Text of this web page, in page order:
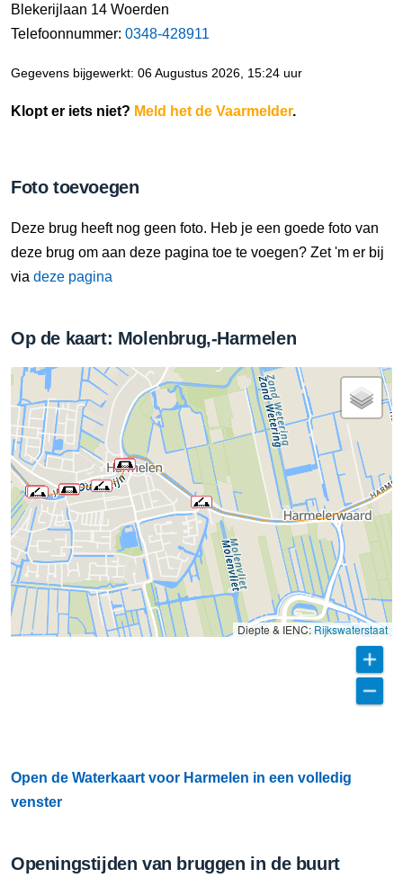
Blekerijlaan 14 Woerden
Telefoonnummer: 0348-428911
Gegevens bijgewerkt: 06 Augustus 2026, 15:24 uur
Klopt er iets niet? Meld het de Vaarmelder.
Foto toevoegen
Deze brug heeft nog geen foto. Heb je een goede foto van
deze brug om aan deze pagina toe te voegen? Zet 'm er bij
via deze pagina
Op de kaart: Molenbrug,-Harmelen
Diepte & IENC:Rijkswaterstaat
Open de Waterkaart voor Harmelen in een volledig
venster
Openingstijden van bruggen in de buurt